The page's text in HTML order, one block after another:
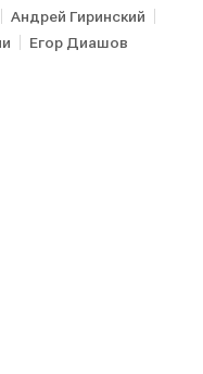
Андрей Гиринский
Егор Диашов